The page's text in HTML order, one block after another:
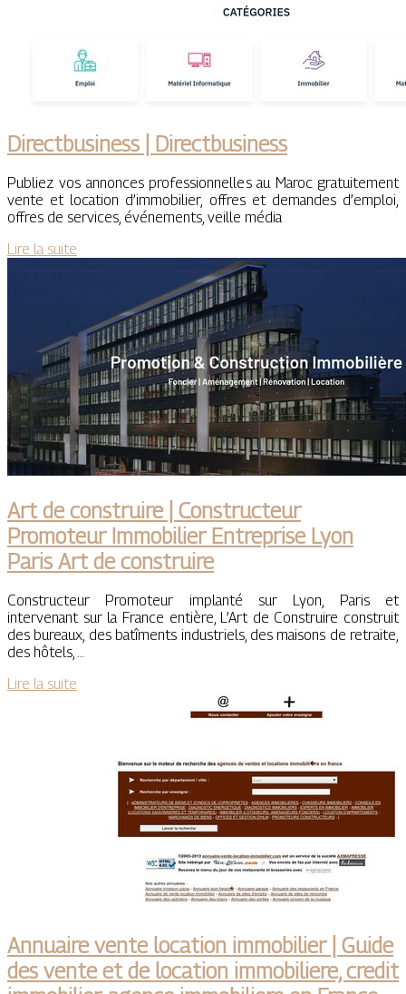
Directbusi­ness | Directbusi­ness
Publiez vos annonces professionnelles au Maroc gratuitement
vente et location d’immobilier, offres et demandes d’emploi,
offres de services, événements, veille média
Lire la suite
Art de construire | Constructeur
Promoteur Immobilier Entreprise Lyon
Paris Art de construire
Constructeur Promoteur implanté sur Lyon, Paris et
intervenant sur la France entière, L’Art de Construire construit
des bureaux, des batîments industriels, des maisons de retraite,
des hôtels, …
Lire la suite
Annuaire vente location immobilier | Guide
des vente et de location immobiliere, credit